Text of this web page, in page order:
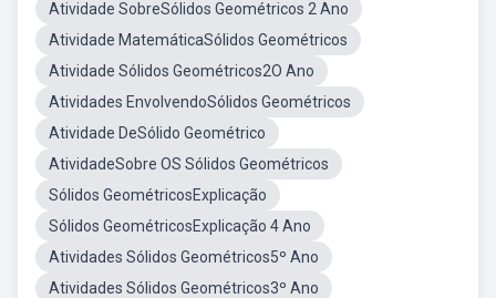
Atividade SobreSólidos Geométricos 2 Ano
Atividade MatemáticaSólidos Geométricos
Atividade Sólidos Geométricos2O Ano
Atividades EnvolvendoSólidos Geométricos
Atividade DeSólido Geométrico
AtividadeSobre OS Sólidos Geométricos
Sólidos GeométricosExplicação
Sólidos GeométricosExplicação 4 Ano
Atividades Sólidos Geométricos5º Ano
Atividades Sólidos Geométricos3º Ano